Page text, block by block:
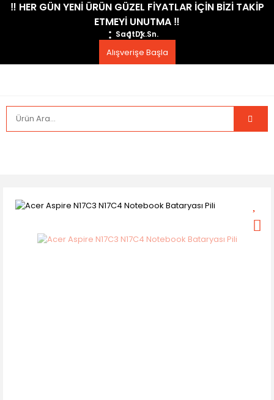
​‼️​ HER GÜN YENİ ÜRÜN GÜZEL FİYATLAR İÇİN BİZİ TAKİP
ETMEYİ UNUTMA ​‼️​
SaatDk.Sn.
Alışverişe Başla